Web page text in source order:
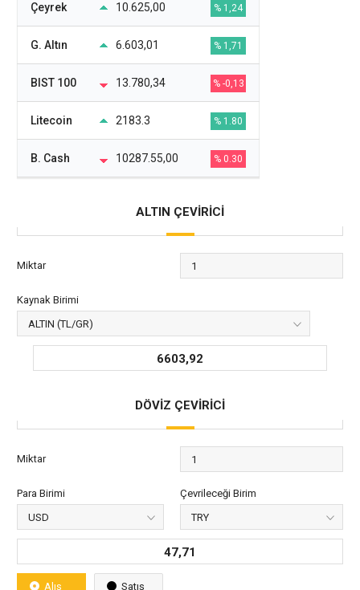
Çeyrek 10.625,00 % 1,24
G. Altın 6.603,01 % 1,71
BIST 100 13.780,34 % -0,13
Litecoin 2183.3 % 1.80
B. Cash 10287.55,00 % 0.30
ALTIN ÇEVİRİCİ
Miktar
Kaynak Birimi
6603,92
DÖVİZ ÇEVİRİCİ
Miktar
Para Birimi Çevrileceği Birim
47,71
Alış Satış